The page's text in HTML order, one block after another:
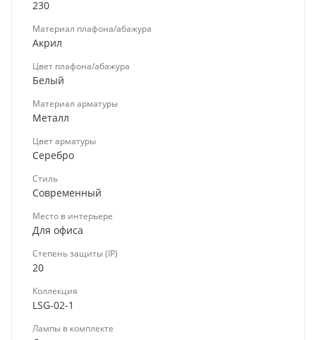
230
Материал плафона/абажура
Акрил
Цвет плафона/абажура
Белый
Материал арматуры
Металл
Цвет арматуры
Серебро
Стиль
Современный
Место в интерьере
Для офиса
Степень защиты (IP)
20
Коллекция
LSG-02-1
Лампы в комплекте